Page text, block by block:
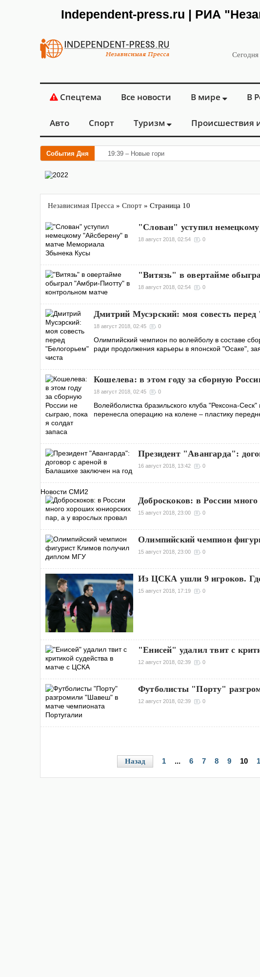
Independent-press.ru | РИА
Сегодня
Спецтема Все новости В мире В
Авто Спорт Туризм Происшествия
События Дня 19:39 – Новые горизонты флебологии: в Москв
Независимая Пресса » Спорт » Страница 10
"Слован" уступил
18 август 2018, 02:54 0
"Витязь" в овертайме
18 август 2018, 02:54 0
Дмитрий Мусэрский: моя совесть
18 август 2018, 02:45 0
Олимпийский чемпион по волейболу в составе
ради продолжения карьеры в японской "Осаке",
Кошелева: в этом году за сборную
18 август 2018, 02:45 0
Волейболистка бразильского клуба "Рексона-
перенесла операцию на колене – пластику
Президент "Авангарда":
16 август 2018, 13:42 0
Новости СМИ2
Доброскоков: в России
15 август 2018, 23:00 0
Олимпийский чемпион
15 август 2018, 23:00 0
Из ЦСКА ушли 9 игроков.
15 август 2018, 17:19 0
"Енисей" удалил твит с
12 август 2018, 02:39 0
Футболисты "Порту"
12 август 2018, 02:39 0
Назад 1 ... 6 7 8 9 10